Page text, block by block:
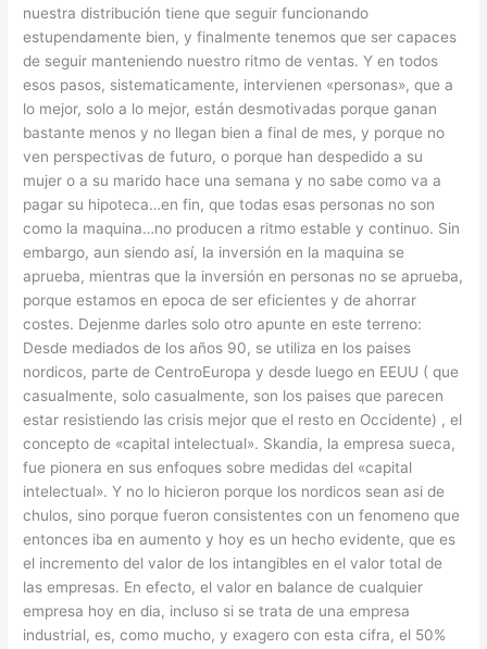
nuestra distribución tiene que seguir funcionando
estupendamente bien, y finalmente tenemos que ser capaces
de seguir manteniendo nuestro ritmo de ventas. Y en todos
esos pasos, sistematicamente, intervienen «personas», que a
lo mejor, solo a lo mejor, están desmotivadas porque ganan
bastante menos y no llegan bien a final de mes, y porque no
ven perspectivas de futuro, o porque han despedido a su
mujer o a su marido hace una semana y no sabe como va a
pagar su hipoteca…en fin, que todas esas personas no son
como la maquina…no producen a ritmo estable y continuo. Sin
embargo, aun siendo así, la inversión en la maquina se
aprueba, mientras que la inversión en personas no se aprueba,
porque estamos en epoca de ser eficientes y de ahorrar
costes. Dejenme darles solo otro apunte en este terreno:
Desde mediados de los años 90, se utiliza en los paises
nordicos, parte de CentroEuropa y desde luego en EEUU ( que
casualmente, solo casualmente, son los paises que parecen
estar resistiendo las crisis mejor que el resto en Occidente) , el
concepto de «capital intelectual». Skandia, la empresa sueca,
fue pionera en sus enfoques sobre medidas del «capital
intelectual». Y no lo hicieron porque los nordicos sean asi de
chulos, sino porque fueron consistentes con un fenomeno que
entonces iba en aumento y hoy es un hecho evidente, que es
el incremento del valor de los intangibles en el valor total de
las empresas. En efecto, el valor en balance de cualquier
empresa hoy en dia, incluso si se trata de una empresa
industrial, es, como mucho, y exagero con esta cifra, el 50%